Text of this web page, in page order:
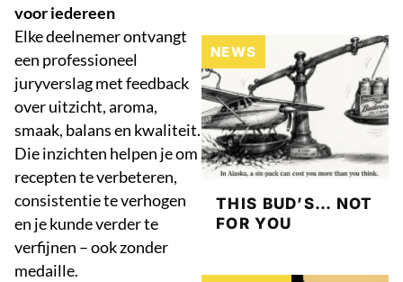
voor iedereen
Elke deelnemer ontvangt
een professioneel
juryverslag met feedback
over uitzicht, aroma,
smaak, balans en kwaliteit.
Die inzichten helpen je om
recepten te verbeteren,
consistentie te verhogen
en je kunde verder te
verfijnen – ook zonder
medaille.
NEWS
THIS BUD’S… NOT
FOR YOU